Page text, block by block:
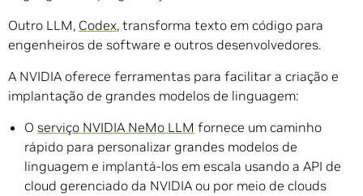
Outro LLM, Codex, transforma texto em código para
engenheiros de software e outros desenvolvedores.
A NVIDIA oferece ferramentas para facilitar a criação e
implantação de grandes modelos de linguagem:
O serviço NVIDIA NeMo LLM fornece um caminho
rápido para personalizar grandes modelos de
linguagem e implantá-los em escala usando a API de
cloud gerenciado da NVIDIA ou por meio de clouds